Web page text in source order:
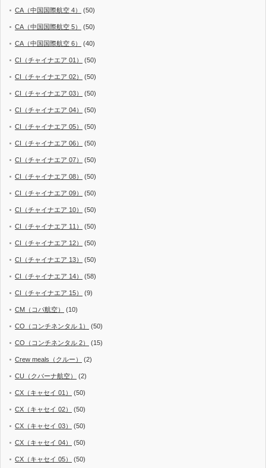
CA（中国国際航空 4） (50)
CA（中国国際航空 5） (50)
CA（中国国際航空 6） (40)
CI（チャイナエア 01） (50)
CI（チャイナエア 02） (50)
CI（チャイナエア 03） (50)
CI（チャイナエア 04） (50)
CI（チャイナエア 05） (50)
CI（チャイナエア 06） (50)
CI（チャイナエア 07） (50)
CI（チャイナエア 08） (50)
CI（チャイナエア 09） (50)
CI（チャイナエア 10） (50)
CI（チャイナエア 11） (50)
CI（チャイナエア 12） (50)
CI（チャイナエア 13） (50)
CI（チャイナエア 14） (58)
CI（チャイナエア 15） (9)
CM（コパ航空） (10)
CO（コンチネンタル 1） (50)
CO（コンチネンタル 2） (15)
Crew meals（クルー） (2)
CU（クバーナ航空） (2)
CX（キャセイ 01） (50)
CX（キャセイ 02） (50)
CX（キャセイ 03） (50)
CX（キャセイ 04） (50)
CX（キャセイ 05） (50)